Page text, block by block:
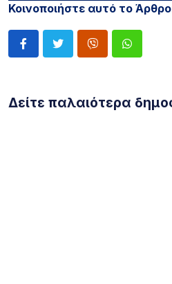
Κοινοποιήστε αυτό το
Δείτε παλαιότερα